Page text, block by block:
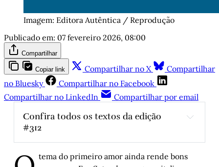
Imagem: Editora Autêntica / Reprodução
Publicado em: 07 fevereiro 2026, 08:00
Compartilhar
Copiar link Compartilhar no X
Compartilhar
no Bluesky
Compartilhar no Facebook
Compartilhar no LinkedIn
Compartilhar por email
Confira todos os textos da edição
#312
Os Homens e as Coisas, por José Mário
Neves
tema do primeiro amor ainda rende bons